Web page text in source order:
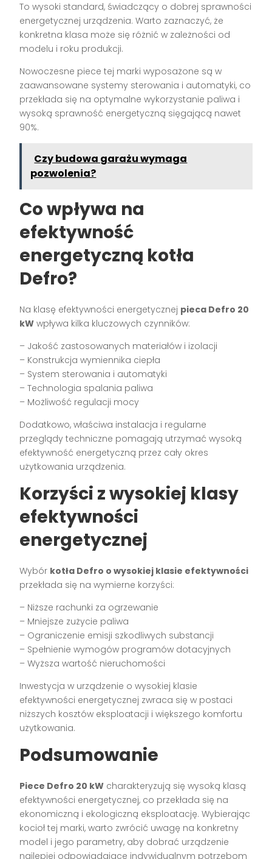
To wysoki standard, świadczący o dobrej sprawności
energetycznej urządzenia. Warto zaznaczyć, że
konkretna klasa może się różnić w zależności od
modelu i roku produkcji.
Nowoczesne piece tej marki wyposażone są w
zaawansowane systemy sterowania i automatyki, co
przekłada się na optymalne wykorzystanie paliwa i
wysoką sprawność energetyczną sięgającą nawet
90%.
Czy budowa garażu wymaga
pozwolenia?
Co wpływa na
efektywność
energetyczną kotła
Defro?
Na klasę efektywności energetycznej pieca Defro 20
kW wpływa kilka kluczowych czynników:
– Jakość zastosowanych materiałów i izolacji
– Konstrukcja wymiennika ciepła
– System sterowania i automatyki
– Technologia spalania paliwa
– Możliwość regulacji mocy
Dodatkowo, właściwa instalacja i regularne
przeglądy techniczne pomagają utrzymać wysoką
efektywność energetyczną przez cały okres
użytkowania urządzenia.
Korzyści z wysokiej klasy
efektywności
energetycznej
Wybór kotła Defro o wysokiej klasie efektywności
przekłada się na wymierne korzyści:
– Niższe rachunki za ogrzewanie
– Mniejsze zużycie paliwa
– Ograniczenie emisji szkodliwych substancji
– Spełnienie wymogów programów dotacyjnych
– Wyższa wartość nieruchomości
Inwestycja w urządzenie o wysokiej klasie
efektywności energetycznej zwraca się w postaci
niższych kosztów eksploatacji i większego komfortu
użytkowania.
Podsumowanie
Piece Defro 20 kW charakteryzują się wysoką klasą
efektywności energetycznej, co przekłada się na
ekonomiczną i ekologiczną eksploatację. Wybierając
kocioł tej marki, warto zwrócić uwagę na konkretny
model i jego parametry, aby dobrać urządzenie
najlepiej odpowiadające indywidualnym potrzebom